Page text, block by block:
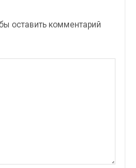
оставить комментарий